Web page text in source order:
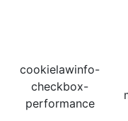
cookielawinfo-
checkbox-
performance